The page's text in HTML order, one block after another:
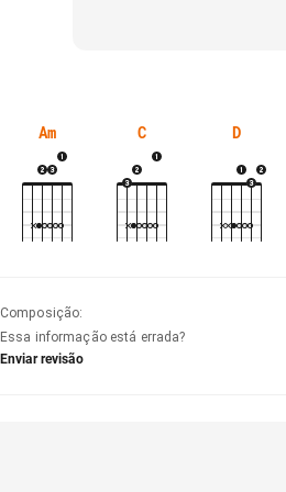
Am C D
Composição:
Essa informação está errada?
Enviar revisão